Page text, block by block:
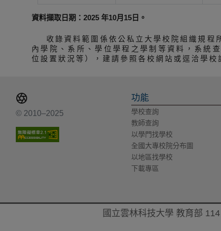
資料擷取日期：2025 年10月15日。
收錄資料範圍係依公私立大學校院組織規
內學院、系所、學位學程之學制等資料，系統
位設置狀況等），建請參照各校網站或逕洽學校
© 2010–2025
功能
學校查詢
教師查詢
以學門找學校
全國大專校院分布圖
以地區找學校
下載專區
國立雲林科技大學 教育部